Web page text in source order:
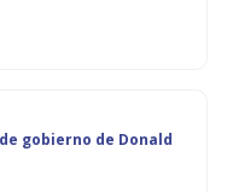
gobierno de Donald